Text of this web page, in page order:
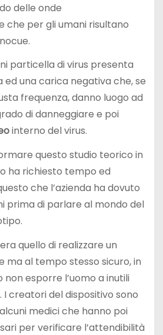
delle onde
per gli umani risultano
particella di virus presenta
ed una carica negativa che, se
frequenza, danno luogo ad
di danneggiare e poi
interno del virus.
questo studio teorico in
ha richiesto tempo ed
che l’azienda ha dovuto
prima di parlare al mondo del
quello di realizzare un
ma al tempo stesso sicuro, in
esporre l’uomo a inutili
I creatori del dispositivo sono
medici che hanno poi
per verificare l’attendibilità